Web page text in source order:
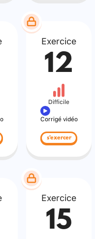
Exercice
12
Difficile
Corrigé vidéo
s'exercer
Exercice
15